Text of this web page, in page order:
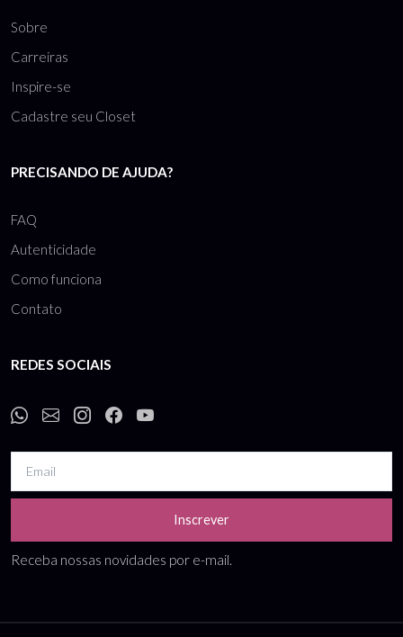
Sobre
Carreiras
Inspire-se
Cadastre seu Closet
PRECISANDO DE AJUDA?
FAQ
Autenticidade
Como funciona
Contato
REDES SOCIAIS
Inscrever
Receba nossas novidades por e-mail.